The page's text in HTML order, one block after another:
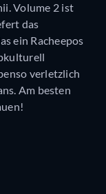
Volume 2 ist
das
ein Racheepos
verletzlich
Am besten